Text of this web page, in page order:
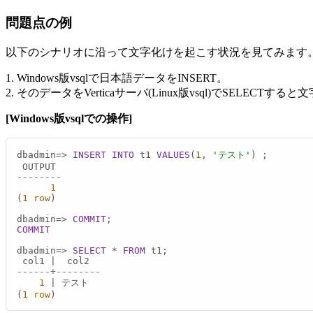
問題点の例
以下のシナリオに沿って文字化けを起こす状況を見てみます。
1. Windows版vsqlで日本語データをINSERT。
2. そのデータをVerticaサーバ(Linux版vsql)でSELECTすると文
[Windows版vsqlでの操作]
dbadmin=> INSERT INTO t1 VALUES ( 1 , 'テスト' ) ;
--------
1
( 1 row )
dbadmin=> COMMIT
COMMIT
dbadmin=> SELECT * FROM t1;
col1
------+--------
1
テスト
( 1 row )